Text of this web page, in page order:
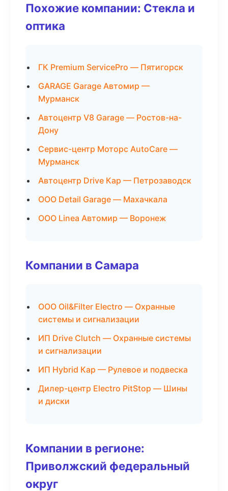
Похожие компании: Стекла и
оптика
ГК Premium ServicePro — Пятигорск
GARAGE Garage Автомир —
Мурманск
Автоцентр V8 Garage — Ростов-на-
Дону
Сервис-центр Моторс AutoCare —
Мурманск
Автоцентр Drive Кар — Петрозаводск
ООО Detail Garage — Махачкала
ООО Linea Автомир — Воронеж
Компании в Самара
ООО Oil&Filter Electro — Охранные
системы и сигнализации
ИП Drive Clutch — Охранные системы
и сигнализации
ИП Hybrid Кар — Рулевое и подвеска
Дилер-центр Electro PitStop — Шины
и диски
Компании в регионе:
Приволжский федеральный
округ